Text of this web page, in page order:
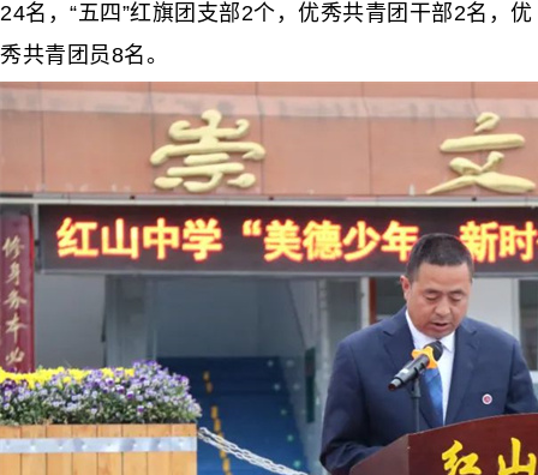
24名，“五四”红旗团支部2个，优秀共青团干部2名，优
秀共青团员8名。